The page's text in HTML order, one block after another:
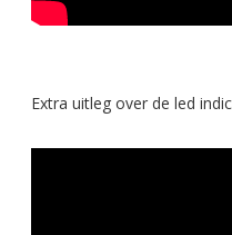
Extra uitleg over de led